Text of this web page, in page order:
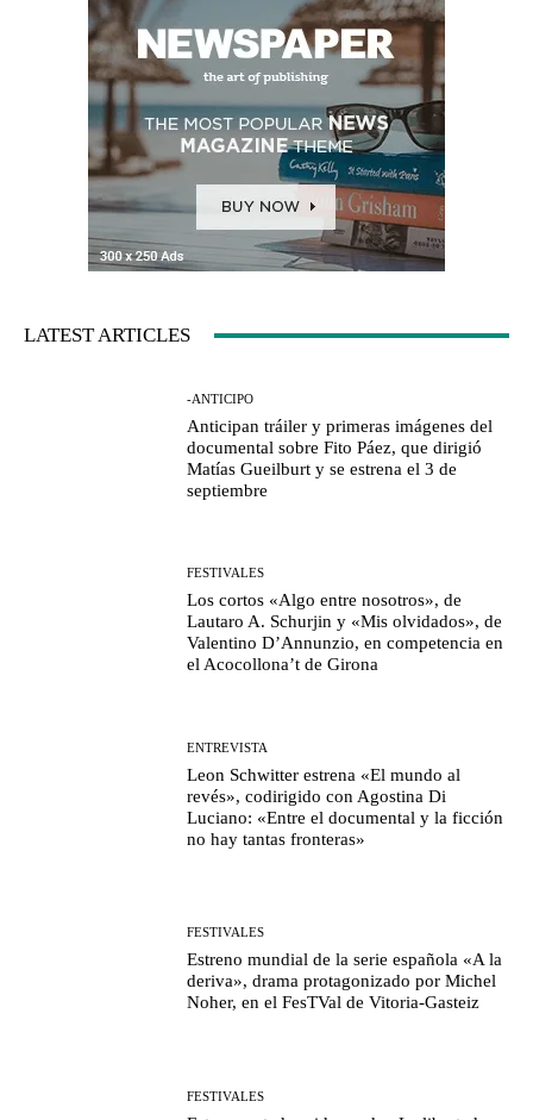
LATEST ARTICLES
-ANTICIPO
Anticipan tráiler y primeras imágenes del
documental sobre Fito Páez, que dirigió
Matías Gueilburt y se estrena el 3 de
septiembre
FESTIVALES
Los cortos «Algo entre nosotros», de
Lautaro A. Schurjin y «Mis olvidados», de
Valentino D’Annunzio, en competencia en
el Acocollona’t de Girona
ENTREVISTA
Leon Schwitter estrena «El mundo al
revés», codirigido con Agostina Di
Luciano: «Entre el documental y la ficción
no hay tantas fronteras»
FESTIVALES
Estreno mundial de la serie española «A la
deriva», drama protagonizado por Michel
Noher, en el FesTVal de Vitoria-Gasteiz
FESTIVALES